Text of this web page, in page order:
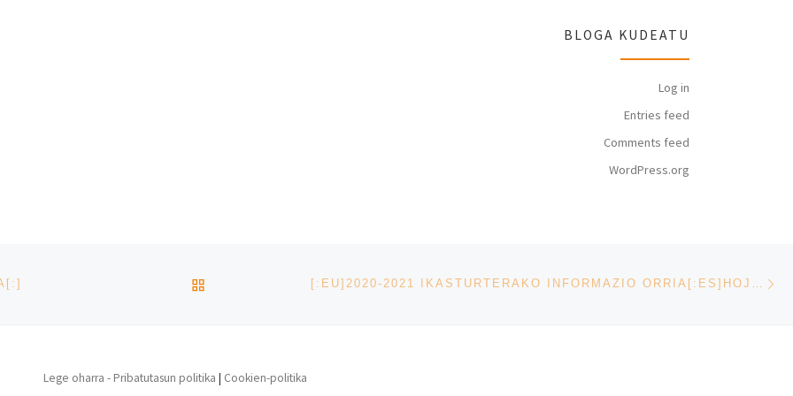
BLOGA KUDEATU
Log in
Entries feed
Comments feed
WordPress.org
BACK TO POST LIST [:EU]2020-2021 IKASTURTERAKO INFORMAZIO ORRIA[:ES]HOJA DE INFORMACIÓN PARA EL CURSO 2020-2021[:]
Lege oharra - Pribatutasun politika | Cookien-politika